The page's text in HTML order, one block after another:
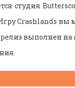
студия
Crashlands вы
выполнен на